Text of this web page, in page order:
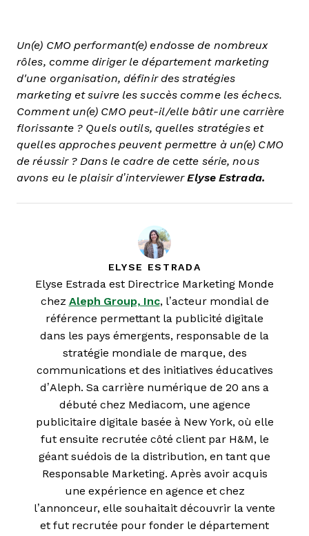
Un(e) CMO performant(e) endosse de nombreux
rôles, comme diriger le département marketing
d'une organisation, définir des stratégies
marketing et suivre les succès comme les échecs.
Comment un(e) CMO peut-il/elle bâtir une carrière
florissante ? Quels outils, quelles stratégies et
quelles approches peuvent permettre à un(e) CMO
de réussir ? Dans le cadre de cette série, nous
avons eu le plaisir d’interviewerElyse Estrada.
ELYSE ESTRADA
Elyse Estrada est Directrice Marketing Monde
chez Aleph Group, Inc, l’acteur mondial de
référence permettant la publicité digitale
dans les pays émergents, responsable de la
stratégie mondiale de marque, des
communications et des initiatives éducatives
d’Aleph. Sa carrière numérique de 20 ans a
débuté chez Mediacom, une agence
publicitaire digitale basée à New York, où elle
fut ensuite recrutée côté client par H&M, le
géant suédois de la distribution, en tant que
Responsable Marketing. Après avoir acquis
une expérience en agence et chez
l’annonceur, elle souhaitait découvrir la vente
et fut recrutée pour fonder le département